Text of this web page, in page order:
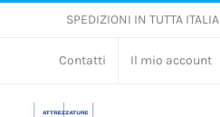
Salta
SPEDIZIONI IN TUTTA ITALIA
Contatti Il mio account